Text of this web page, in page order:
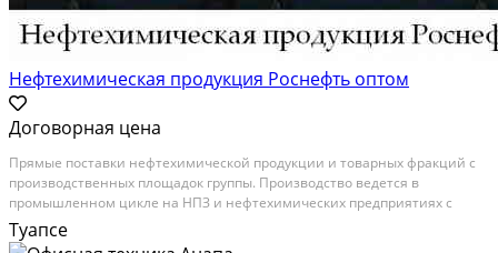
Нефтехимическая продукция Роснефть оптом
Договорная цена
Прямые поставки нефтехимической продукции и товарных фракций с
производственных площадок группы. Производство ведется в
промышленном цикле на НПЗ и нефтехимических предприятиях с
лабораторным контролем каждой партии. В наличии категории: Сера и
серная кислота, Полимеры и полимерное сырьё,...
Туапсе